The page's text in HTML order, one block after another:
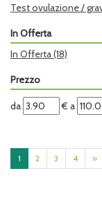
Test ovulazione /
In Offerta
In Offerta(18)
Prezzo
filtra
da
da €
filtra
a
a
1 2 3 4 »